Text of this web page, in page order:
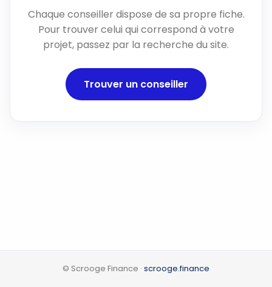
Chaque conseiller dispose de sa propre fiche.
Pour trouver celui qui correspond à votre
projet, passez par la recherche du site.
Trouver un conseiller
© Scrooge Finance · scrooge.finance